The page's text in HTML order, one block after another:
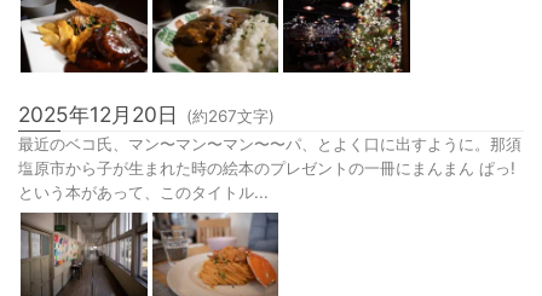
2025年12月20日 (約267文字)
最近のベコ氏、マン〜マン〜マン〜〜パ、とよく口に出すように。那須
塩原市から子が生まれた時の絵本のプレゼントの一冊にまんまん ぱっ!
という本があって、このタイトル...